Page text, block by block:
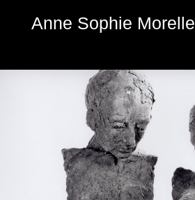
Anne Sophie Morelle